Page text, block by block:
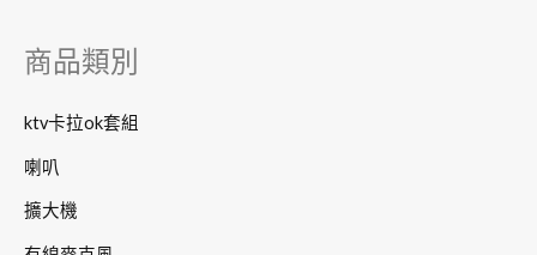
:商品類別
ktv卡拉ok套組
喇叭
擴大機